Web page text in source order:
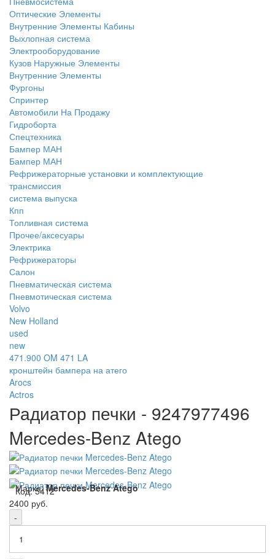
Оптические Элементы
Внутренние Элементы Кабины
Выхлопная система
Электрооборудование
Кузов Наружные Элементы
Внутренние Элементы
Фургоны
Спринтер
Автомобили На Продажу
Гидроборта
Спецтехника
Бампер МАН
Бампер МАН
Рефрижераторные установки и комплектующие
трансмиссия
система выпуска
Кпп
Топливная система
Прочее/аксесуары
Электрика
Рефрижераторы
Салон
Пневматическая система
Пневмотическая система
Volvo
New Holland
used
new
471.900 OM 471 LA
кронштейн бампера на атего
Arocs
Actros
Радиатор печки - 9247977496
Mercedes-Benz Atego
Марка:Mercedes-Benz Atego
Код:5412
2400 руб.
-